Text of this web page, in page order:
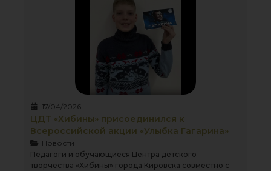
17/04/2026
ЦДТ «Хибины» присоединился к
Всероссийской акции «Улыбка Гагарина»
Новости
Педагоги и обучающиеся Центра детского
творчества «Хибины» города Кировска совместно с